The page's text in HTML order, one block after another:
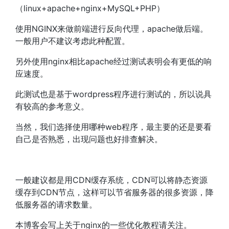
（linux+apache+nginx+MySQL+PHP）
使用NGINX来做前端进行反向代理，apache做后端。
一般用户不建议考虑此种配置。
另外使用nginx相比apache经过测试表明会有更低的响
应速度。
此测试也是基于wordpress程序进行测试的，所以说具
有较高的参考意义。
当然，我们选择使用哪种web程序，最主要的还是要看
自己是否熟悉，出现问题也好排查解决。
一般建议都是用CDN缓存系统，CDN可以将静态资源
缓存到CDN节点，这样可以节省服务器的很多资源，降
低服务器的请求数量。
本博客会写上关于nginx的一些优化教程请关注。